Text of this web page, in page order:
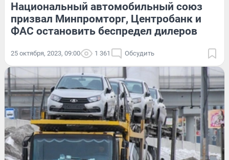
Национальный автомобильный союз
призвал Минпромторг, Центробанк и
ФАС остановить беспредел дилеров
25 октября, 2023, 09:00 1 361 Обсудить